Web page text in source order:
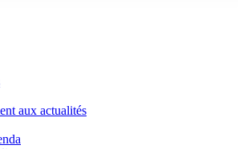
aux actualités